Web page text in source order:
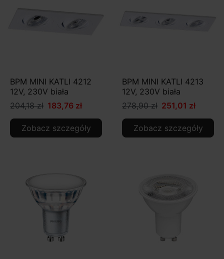
BPM MINI KATLI 4212
12V, 230V biała
204,18 zł 183,76 zł
Zobacz szczegóły
BPM MINI KATLI 4213
12V, 230V biała
278,90 zł 251,01 zł
Zobacz szczegóły